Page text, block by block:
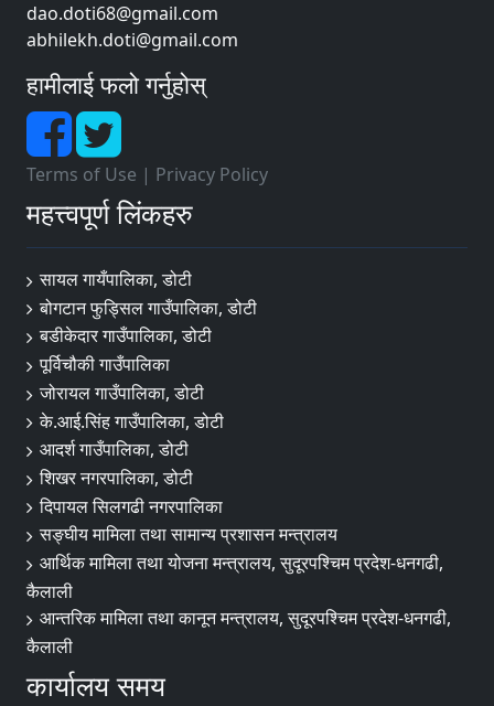
dao.doti68@gmail.com
abhilekh.doti@gmail.com
हामीलाई फलो गर्नुहोस्
Terms of Use | Privacy Policy
महत्त्वपूर्ण लिंकहरु
सायल गायँपालिका, डोटी
बोगटान फुड्सिल गाउँपालिका, डोटी
बडीकेदार गाउँपालिका, डोटी
पूर्विचौकी गाउँपालिका
जोरायल गाउँपालिका, डोटी
के.आई.सिंह गाउँपालिका, डोटी
आदर्श गाउँपालिका, डोटी
शिखर नगरपालिका, डोटी
दिपायल सिलगढी नगरपालिका
सङ्‍घीय मामिला तथा सामान्य प्रशासन मन्त्रालय
आर्थिक मामिला तथा योजना मन्त्रालय, सुदूरपश्चिम प्रदेश-धनगढी,
कैलाली
आन्तरिक मामिला तथा कानून मन्त्रालय, सुदूरपश्चिम प्रदेश-धनगढी,
कैलाली
कार्यालय समय